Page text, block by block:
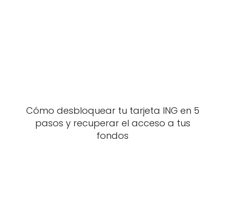
Cómo desbloquear tu tarjeta ING en 5
pasos y recuperar el acceso a tus
fondos